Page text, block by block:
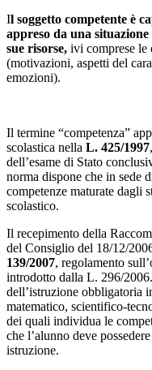
Il soggetto competente è
appreso da una
sue risorse, ivi comprese le
(motivazioni, aspetti del
emozioni).
Il termine “competenza”
scolastica nella L. 425/1997
dell’esame di Stato
norma dispone che in sede
competenze maturate dagli
scolastico.
Il recepimento della
del Consiglio del 18/12/
139/2007, regolamento
introdotto dalla L. 296/
dell’istruzione obbligatoria
matematico, scientifico-
dei quali individua le
che l’alunno deve
istruzione.